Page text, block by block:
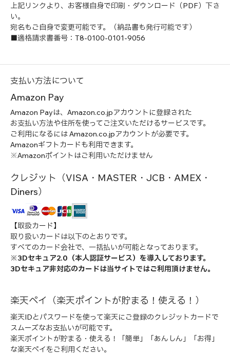
上記リンクより、お客様自身で印刷・ダウンロード（PDF）下さ
い。
宛名もご自身で変更可能です。（納品書も発行可能です）
■適格請求書番号：T8-0100-0101-9056
支払い方法について
Amazon Pay
Amazon Payは、Amazon.co.jpアカウントに登録された
お支払い方法や住所を使ってご注文いただけるサービスです。
ご利用になるには Amazon.co.jpアカウントが必要です。
Amazonギフトカードも利用できます。
※Amazonポイントはご利用いただけません
クレジット（VISA・MASTER・JCB・AMEX・
Diners）
【取扱カード】
取り扱いカードは以下のとおりです。
すべてのカード会社で、一括払いが可能となっております。
※3Dセキュア2.0（本人認証サービス）を導入しております。
3Dセキュア非対応のカードは当サイトではご利用頂けません。
楽天ペイ（楽天ポイントが貯まる！使える！）
楽天IDとパスワードを使って楽天にご登録のクレジットカードで
スムーズなお支払いが可能です。
楽天ポイントが貯まる・使える！「簡単」「あんしん」「お得」
な楽天ペイをご利用ください。